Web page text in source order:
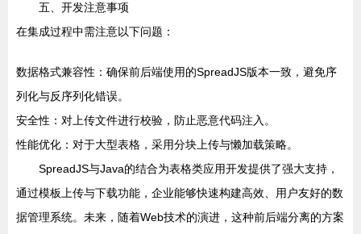
五、开发注意事项
在集成过程中需注意以下问题：
数据格式兼容性：确保前后端使用的SpreadJS版本一致，避免序
列化与反序列化错误。
安全性：对上传文件进行校验，防止恶意代码注入。
性能优化：对于大型表格，采用分块上传与懒加载策略。
SpreadJS与Java的结合为表格类应用开发提供了强大支持，
通过模板上传与下载功能，企业能够快速构建高效、用户友好的数
据管理系统。未来，随着Web技术的演进，这种前后端分离的方案